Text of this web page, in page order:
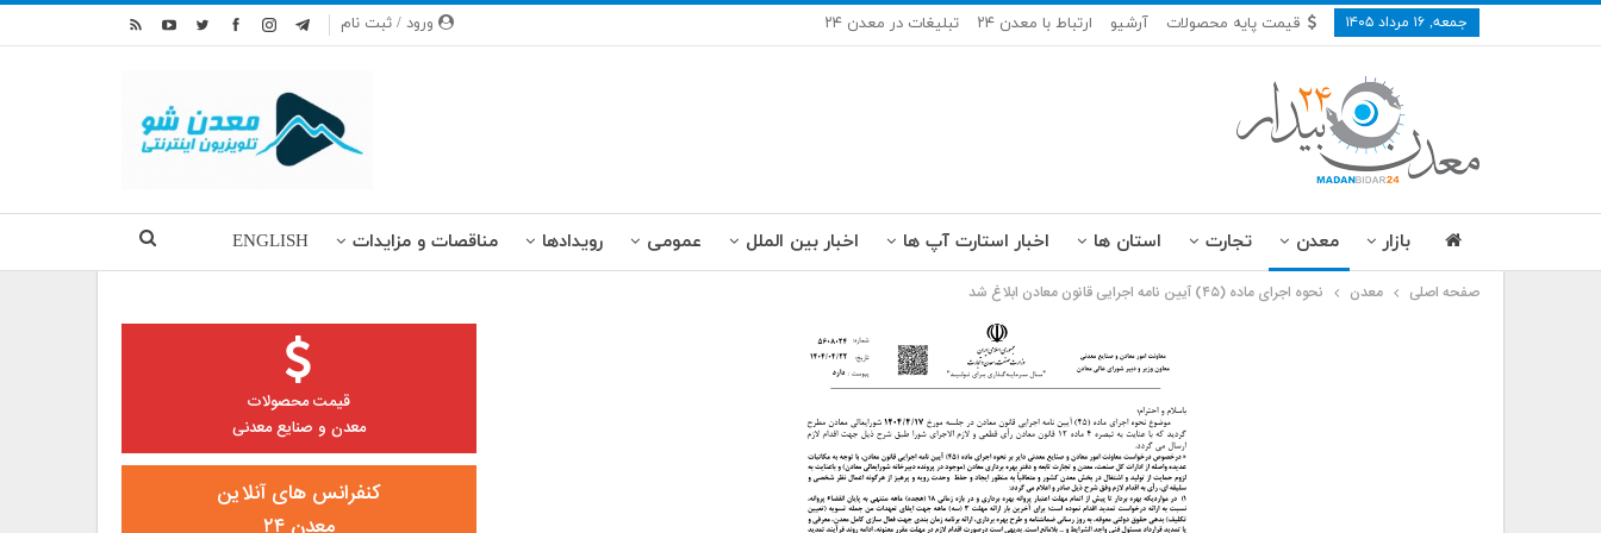
ورود / ثبت نام جمعه, ۱۶ مرداد ۱۴۰۵ قیمت پایه محصولات آرشیو ارتباط با معدن ۲۴ تبلیغات در معدن ۲۴
بازار معدن تجارت استان ها اخبار استارت آپ ها اخبار بین الملل عمومی رویدادها مناقصات و مزایدات ENGLISH
صفحه اصلی معدن نحوه اجرای ماده (۴۵) آیین نامه اجرایی قانون معادن ابلاغ شد
قیمت محصولات
معدن و صنایع معدنی
کنفرانس های آنلاین